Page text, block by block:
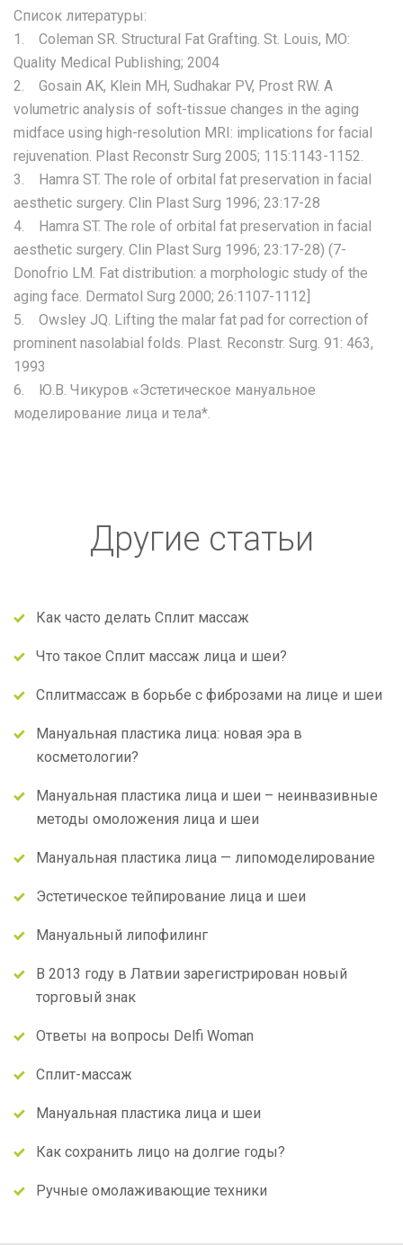
Список литературы:
1. Coleman SR. Structural Fat Grafting. St. Louis, MO:
Quality Medical Publishing; 2004
2. Gosain AK, Klein MH, Sudhakar PV, Prost RW. A
volumetric analysis of soft-tissue changes in the aging
midface using high-resolution MRI: implications for facial
rejuvenation. Plast Reconstr Surg 2005; 115:1143-1152.
3. Hamra ST. The role of orbital fat preservation in facial
aesthetic surgery. Clin Plast Surg 1996; 23:17-28
4. Hamra ST. The role of orbital fat preservation in facial
aesthetic surgery. Clin Plast Surg 1996; 23:17-28) (7-
Donofrio LM. Fat distribution: a morphologic study of the
aging face. Dermatol Surg 2000; 26:1107-1112]
5. Owsley JQ. Lifting the malar fat pad for correction of
prominent nasolabial folds. Plast. Reconstr. Surg. 91: 463,
1993
6. Ю.В. Чикуров «Эстетическое мануальное
моделирование лица и тела*.
Другие статьи
Как часто делать Сплит массаж
Что такое Сплит массаж лица и шеи?
Сплитмассаж в борьбе с фиброзами на лице и шеи
Мануальная пластика лица: новая эра в
косметологии?
Мануальная пластика лица и шеи – неинвазивные
методы омоложения лица и шеи
Мануальная пластика лица — липомоделирование
Эстетическое тейпирование лица и шеи
Мануальный липофилинг
В 2013 году в Латвии зарегистрирован новый
торговый знак
Ответы на вопросы Delfi Woman
Сплит-массаж
Мануальная пластика лица и шеи
Как сохранить лицо на долгие годы?
Ручные омолаживающие техники